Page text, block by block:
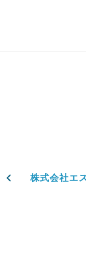
株式会社エ